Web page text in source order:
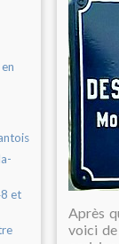
et
Après
voici